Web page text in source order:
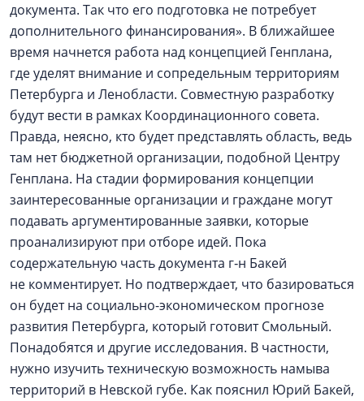
документа. Так что его подготовка не потребует
дополнительного финансирования». В ближайшее
время начнется работа над концепцией Генплана,
где уделят внимание и сопредельным территориям
Петербурга и Ленобласти. Совместную разработку
будут вести в рамках Координационного совета.
Правда, неясно, кто будет представлять область, ведь
там нет бюджетной организации, подобной Центру
Генплана. На стадии формирования концепции
заинтересованные организации и граждане могут
подавать аргументированные заявки, которые
проанализируют при отборе идей. Пока
содержательную часть документа г‑н Бакей
не комментирует. Но подтверждает, что базироваться
он будет на социально-экономическом прогнозе
развития Петербурга, который готовит Смольный.
Понадобятся и другие исследования. В частности,
нужно изучить техническую возможность намыва
территорий в Невской губе. Как пояснил Юрий Бакей,